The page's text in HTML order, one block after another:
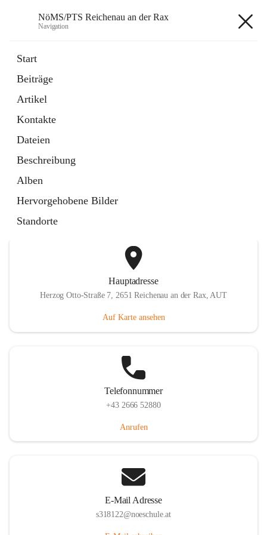
NöMS/PTS Reichenau an der Rax
Navigation
Start
Beiträge
Artikel
Kontakte
Dateien
Beschreibung
Alben
Hervorgehobene Bilder
Standorte
Hans Lanner Regionalmusik Schulverband
öffnet
in
neuem
Tab
Externe Webseite
in
Tab
Hauptadresse
Herzog Otto-Straße 7, 2651 Reichenau an der Rax, AUT
Auf Karte ansehen
Telefonnummer
+43 2666 52880
Anrufen
E-Mail Adresse
s318122@noeschule.at